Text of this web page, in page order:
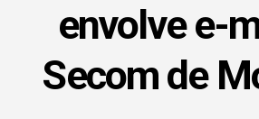
envolve e-
Secom de